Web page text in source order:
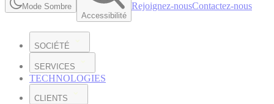
Mode Sombre
Accessibilité
Rejoignez-nousContactez-nous
SOCIÉTÉ
SERVICES
TECHNOLOGIES
CLIENTS